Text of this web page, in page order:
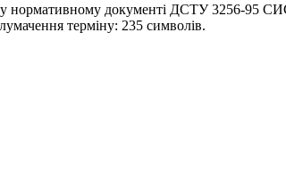
у нормативному документі ДСТУ
терміну: 235 символів.